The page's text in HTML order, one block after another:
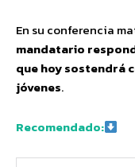
En su conferencia
mandatario
que hoy sostendrá
jóvenes.
Recomendado: